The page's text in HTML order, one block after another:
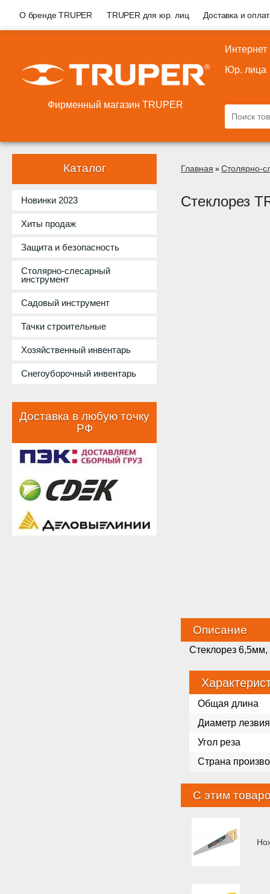
О бренде TRUPER TRUPER для юр. лиц Доставка и
Фирменный магазин TRUPER
Интернет
Юр. лица
Каталог
Новинки 2023
Хиты продаж
Защита и безопасность
Столярно-слесарный
инструмент
Садовый инструмент
Тачки строительные
Хозяйственный инвентарь
Снегоуборочный инвентарь
Доставка в любую точку
РФ
Главная » Столярно-
Стеклорез
Описание
Стеклорез 6,5мм,
Общая длина
Диаметр лезвия
Угол реза
Страна
С этим